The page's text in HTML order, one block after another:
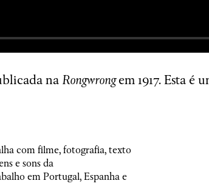
Wrong Wrong n.27
na Rongwrongem 1917. Esta é
com filme, fotografia, texto
e sons da
em Portugal, Espanha e